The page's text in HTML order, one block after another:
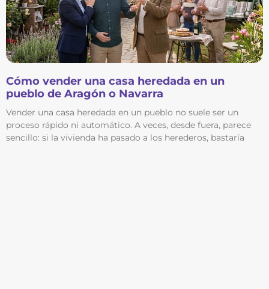
Cómo vender una casa heredada en un
pueblo de Aragón o Navarra
Vender una casa heredada en un pueblo no suele ser un
proceso rápido ni automático. A veces, desde fuera, parece
sencillo: si la vivienda ha pasado a los herederos, bastaría